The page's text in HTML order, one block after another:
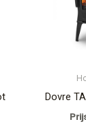
Dovre